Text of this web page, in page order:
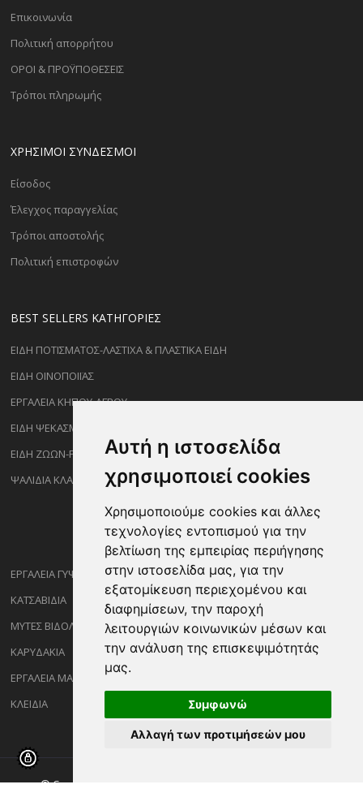
Αυτή η ιστοσελίδα
χρησιμοποιεί cookies
Χρησιμοποιούμε cookies και άλλες
τεχνολογίες εντοπισμού για την
βελτίωση της εμπειρίας περιήγησης
στην ιστοσελίδα μας, για την
εξατομίκευση περιεχομένου και
διαφημίσεων, την παροχή
λειτουργιών κοινωνικών μέσων και
την ανάλυση της επισκεψιμότητάς
μας.
Συμφωνώ
Αλλαγή των προτιμήσεών μου
Επικοινωνία
Πολιτική απορρήτου
ΟΡΟΙ & ΠΡΟΫΠΟΘΕΣΕΙΣ
Τρόποι πληρωμής
ΧΡΗΣΙΜΟΙ ΣΥΝΔΕΣΜΟΙ
Είσοδος
Έλεγχος παραγγελίας
Τρόποι αποστολής
Πολιτική επιστροφών
BEST SELLERS ΚΑΤΗΓΟΡΊΕΣ
ΕΙΔΗ ΠΟΤΙΣΜΑΤΟΣ-ΛΑΣΤΙΧΑ & ΠΛΑΣΤΙΚΑ ΕΙΔΗ
ΕΙΔΗ ΟΙΝΟΠΟΙΪΑΣ
ΕΡΓΑΛΕΙΑ ΚΗΠΟΥ-ΑΓΡΟΥ
ΕΙΔΗ ΨΕΚΑΣΜΟΥ-ΡΑΝΤΙΣΜΑΤΟΣ
ΕΙΔΗ ΖΩΩΝ-PET
ΨΑΛΙΔΙΑ ΚΛΑΔΕΜΑΤΟΣ
ΕΡΓΑΛΕΙΑ ΓΥΨΟΣΑΝΙΔΑΣ
ΚΑΤΣΑΒΙΔΙΑ
ΜΥΤΕΣ ΒΙΔΟΛΟΓΩΝ
ΚΑΡΥΔΑΚΙΑ
ΕΡΓΑΛΕΙΑ ΜΑΡΑΓΓΩΝ
ΚΛΕΙΔΙΑ
© Copyright ©2026 Sakalidisshop.gr. All Rights Reserved.